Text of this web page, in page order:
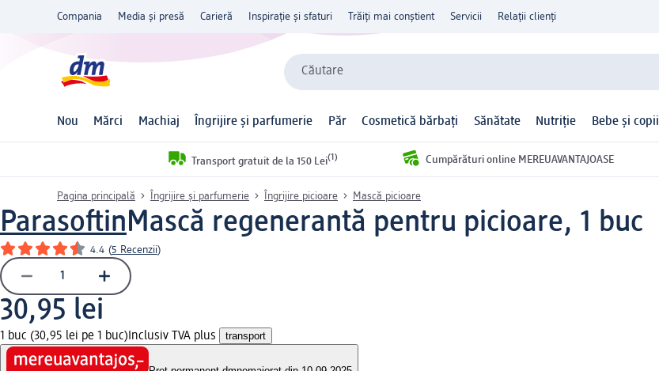
Compania Media și presă Carieră Inspirație și sfaturi Trăiți mai conștient Servicii Relații clienți
Căutare
Nou Mărci Machiaj Îngrijire și parfumerie Păr Cosmetică bărbați Sănătate Nutriție Bebe și copii
Transport gratuit de la 150 Lei(1) Cumpărături online MEREUAVANTAJOASE
Pagina principală Îngrijire și parfumerie Îngrijire picioare Mască picioare
ParasoftinMască regenerantă pentru picioare, 1 buc
4.4 (5 Recenzii)
30,95 lei
1 buc (30,95 lei pe 1 buc) Inclusiv TVA plus transport